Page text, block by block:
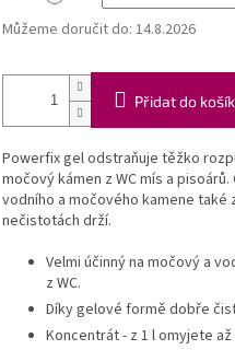
Můžeme doručit do: 14.8.2026
Přidat do
Powerfix gel odstraňuje těžko
močový kámen z WC mís a
vodního a močového kamene
nečistotách drží.
Velmi účinný na močový a
z WC.
Díky gelové formě dobře
Koncentrát - z 1 l omyjete až